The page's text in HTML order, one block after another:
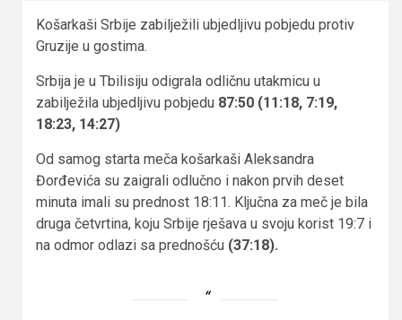
Košarkaši Srbije zabilježili ubjedljivu pobjedu protiv
Gruzije u gostima.
Srbija je u Tbilisiju odigrala odličnu utakmicu u
zabilježila ubjedljivu pobjedu 87:50 (11:18, 7:19,
18:23, 14:27)
Od samog starta meča košarkaši Aleksandra
Đorđevića su zaigrali odlučno i nakon prvih deset
minuta imali su prednost 18:11. Ključna za meč je bila
druga četvrtina, koju Srbije rješava u svoju korist 19:7 i
na odmor odlazi sa prednošću (37:18).